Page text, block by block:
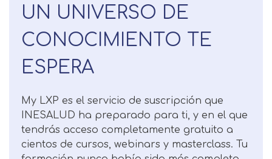
UN UNIVERSO DE
CONOCIMIENTO TE
ESPERA
My LXP es el servicio de suscripción que
INESALUD ha preparado para ti, y en el que
tendrás acceso completamente gratuito a
cientos de cursos, webinars y masterclass. Tu
información
Nombre